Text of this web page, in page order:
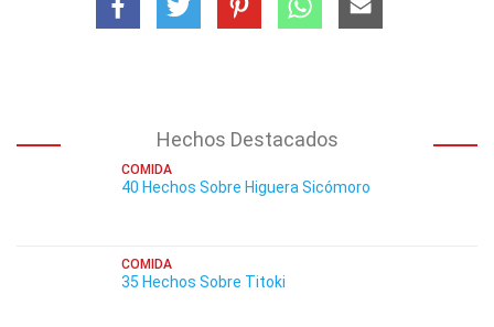
Hechos Destacados
COMIDA
40 Hechos Sobre Higuera Sicómoro
COMIDA
35 Hechos Sobre Titoki